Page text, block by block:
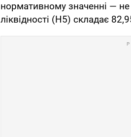
нормативному значенні —
ліквідності (H5) складає